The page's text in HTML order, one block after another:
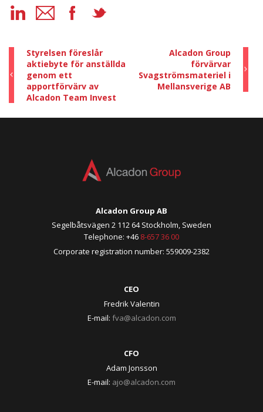
Styrelsen föreslår
aktiebyte för anställda
genom ett
apportförvärv av
Alcadon Team Invest
Alcadon Group
förvärvar
Svagströmsmateriel i
Mellansverige AB
Alcadon Group AB
Segelbåtsvägen 2 112 64 Stockholm, Sweden
Telephone: +46 8-657 36 00
Corporate registration number: 559009-2382
CEO
Fredrik Valentin
E-mail: fva@alcadon.com
CFO
Adam Jonsson
E-mail: ajo@alcadon.com